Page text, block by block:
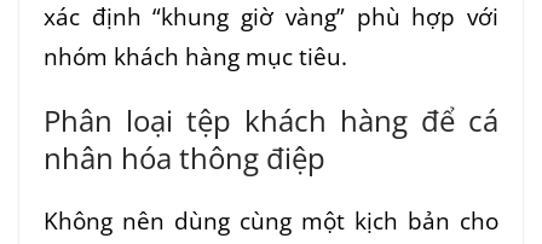
xác định “khung giờ vàng” phù hợp với
nhóm khách hàng mục tiêu.
Phân loại tệp khách hàng để cá
nhân hóa thông điệp
Không nên dùng cùng một kịch bản cho